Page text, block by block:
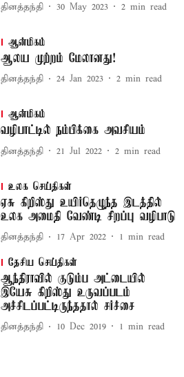
தினத்தந்தி 30 May 2023 2 min read
ஆன்மிகம்
ஆலய முற்றம் மேலானது!
தினத்தந்தி 24 Jan 2023 2 min read
ஆன்மிகம்
வழிபாட்டில் நம்பிக்கை அவசியம்
தினத்தந்தி 21 Jul 2022 2 min read
உலக செய்திகள்
ஏசு கிறிஸ்து உயிர்தெழுந்த இடத்தில்
உலக அமைதி வேண்டி சிறப்பு வழிபாடு
தினத்தந்தி 17 Apr 2022 1 min read
தேசிய செய்திகள்
ஆந்திராவில் குடும்ப அட்டையில்
இயேசு கிறிஸ்து உருவப்படம்
அச்சிடப்பட்டிருந்ததால் சர்ச்சை
தினத்தந்தி 10 Dec 2019 1 min read